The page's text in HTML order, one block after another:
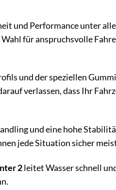
und Performance unter
für anspruchsvolle
und der speziellen
verlassen, dass Ihr
und eine hohe
jede Situation sicher
2leitet Wasser schnell